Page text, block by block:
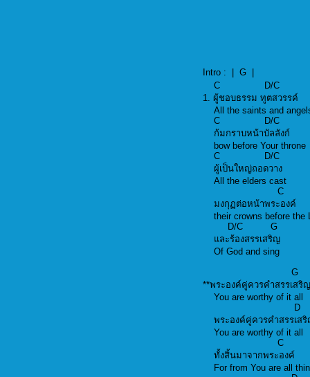
Intro : | G |
C D/
1. ผู้ชอบธรรม ทูตสวร
All the saints and
C D/
ก้มกราบหน้าบัลลัง
bow before Your
C D/
ผู้เป็นใหญ่ถอดวาง
All the elders cast
มงกุฏต่อหน้าพระอ
their crowns before
D/C G
และร้องสรรเสริญ
Of God and sing
**พระองค์คู่ควรคำสรร
You are worthy of
พระองค์คู่ควรคำสร
You are worthy of
ทั้งสิ้นมาจากพระอ
For from You are